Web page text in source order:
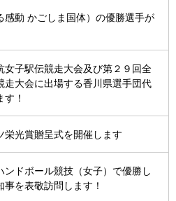
感動 かごしま国体）の優勝選手が
女子駅伝競走大会及び第２９回全
走大会に出場する香川県選手団代
！
栄光賞贈呈式を開催します
ドボール競技（女子）で優勝し
を表敬訪問します！